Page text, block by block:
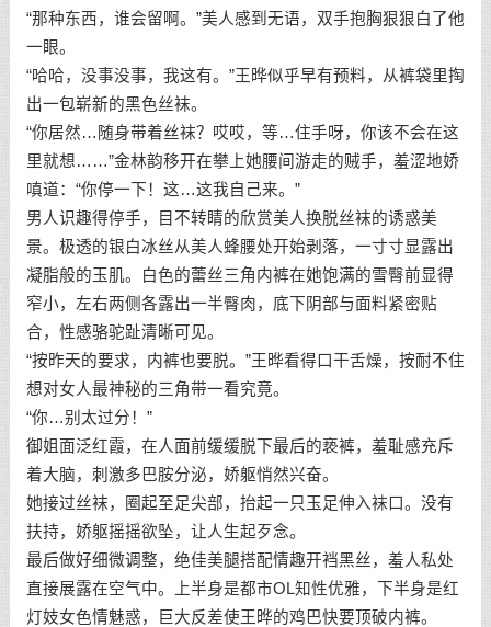
“那种东西，谁会留啊。”美人感到无语，双手抱胸狠狠白了他
一眼。
“哈哈，没事没事，我这有。”王晔似乎早有预料，从裤袋里掏
出一包崭新的黑色丝袜。
“你居然…随身带着丝袜？哎哎，等…住手呀，你该不会在这
里就想……”金林韵移开在攀上她腰间游走的贼手，羞涩地娇
嗔道：“你停一下！这…这我自己来。”
男人识趣得停手，目不转睛的欣赏美人换脱丝袜的诱惑美
景。极透的银白冰丝从美人蜂腰处开始剥落，一寸寸显露出
凝脂般的玉肌。白色的蕾丝三角内裤在她饱满的雪臀前显得
窄小，左右两侧各露出一半臀肉，底下阴部与面料紧密贴
合，性感骆驼趾清晰可见。
“按昨天的要求，内裤也要脱。”王晔看得口干舌燥，按耐不住
想对女人最神秘的三角带一看究竟。
“你…别太过分！”
御姐面泛红霞，在人面前缓缓脱下最后的亵裤，羞耻感充斥
着大脑，刺激多巴胺分泌，娇躯悄然兴奋。
她接过丝袜，圈起至足尖部，抬起一只玉足伸入袜口。没有
扶持，娇躯摇摇欲坠，让人生起歹念。
最后做好细微调整，绝佳美腿搭配情趣开裆黑丝，羞人私处
直接展露在空气中。上半身是都市OL知性优雅，下半身是红
灯妓女色情魅惑，巨大反差使王晔的鸡巴快要顶破内裤。